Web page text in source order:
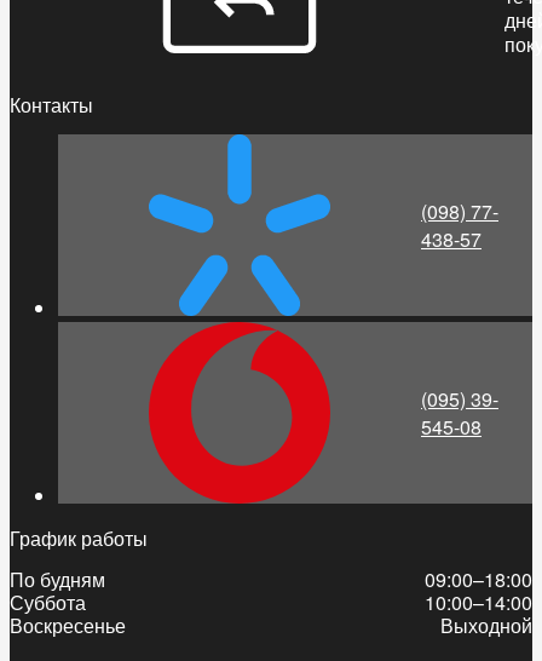
Контакты
(098) 77-
438-57
(095) 39-
545-08
График работы
По будням
09:00–18:00
Суббота
10:00–14:00
Воскресенье
Выходной